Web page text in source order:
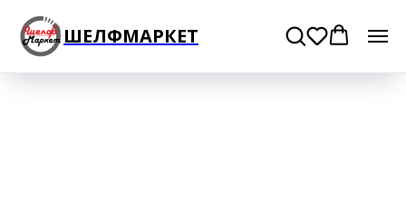
ШЕЛФМАРКЕТ